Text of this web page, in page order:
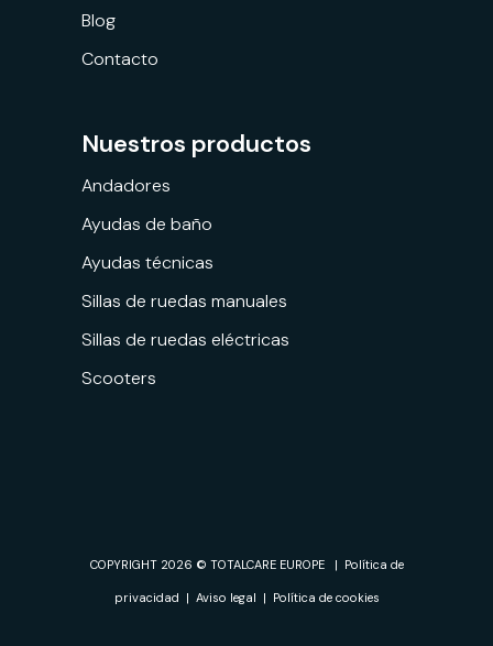
Blog
Contacto
Nuestros productos
Andadores
Ayudas de baño
Ayudas técnicas
Sillas de ruedas manuales
Sillas de ruedas eléctricas
Scooters
COPYRIGHT 2026 © TOTALCARE EUROPE | Política de
privacidad | Aviso legal | Política de cookies